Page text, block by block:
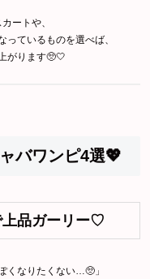
ートや、
ているものを選べば、
がります🥺🤍
バワンピ4選💖
上品ガーリー♡
くなりたくない…🥺」